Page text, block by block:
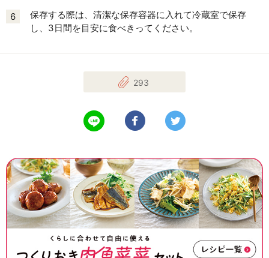
6
保存する際は、清潔な保存容器に入れて冷蔵室で保存
し、3日間を目安に食べきってください。
293
LINEで送る Facebookでシェアする